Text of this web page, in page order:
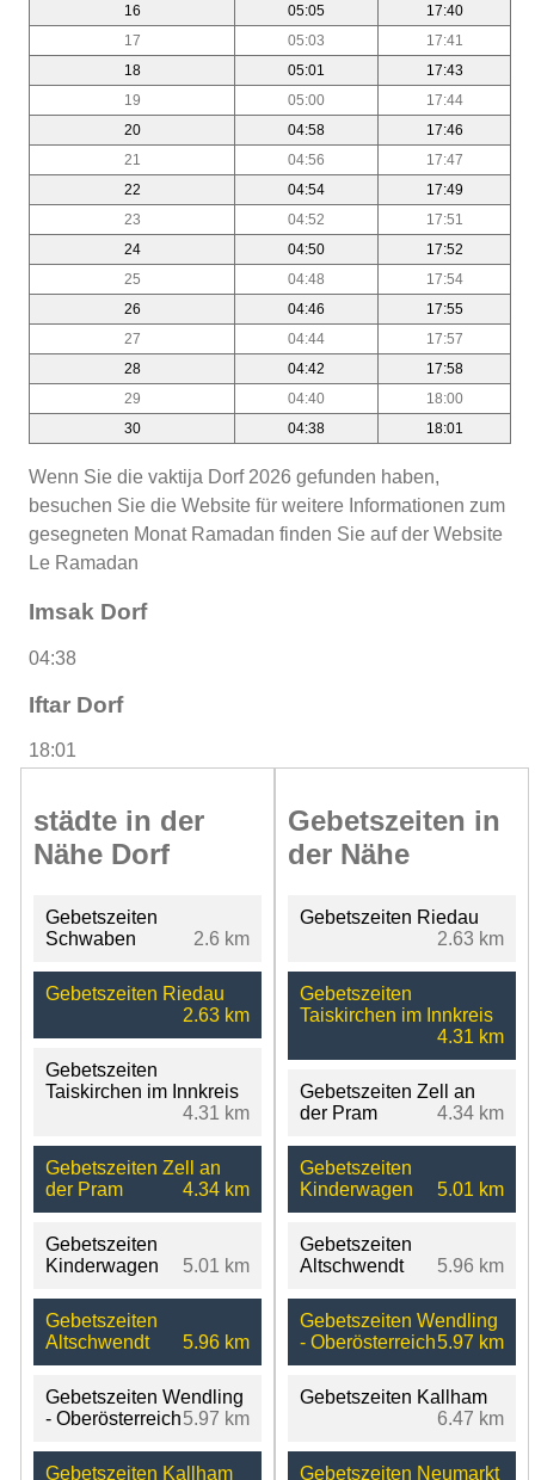
16
05:05
17:40
17
05:03
17:41
18
05:01
17:43
19
05:00
17:44
20
04:58
17:46
21
04:56
17:47
22
04:54
17:49
23
04:52
17:51
24
04:50
17:52
25
04:48
17:54
26
04:46
17:55
27
04:44
17:57
28
04:42
17:58
29
04:40
18:00
30
04:38 18:01
Wenn Sie die vaktija Dorf 2026 gefunden haben,
besuchen Sie die Website für weitere Informationen zum
gesegneten Monat Ramadan finden Sie auf der Website
Le Ramadan
Imsak Dorf
04:38
Iftar Dorf
18:01
städte in der
Nähe Dorf
Gebetszeiten
Schwaben
2.6 km
Gebetszeiten Riedau
2.63 km
Gebetszeiten
Taiskirchen im Innkreis
4.31 km
Gebetszeiten Zell an
der Pram
4.34 km
Gebetszeiten
Kinderwagen
5.01 km
Gebetszeiten
Altschwendt
5.96 km
Gebetszeiten Wendling
- Oberösterreich5.97 km
Gebetszeiten Kallham
Gebetszeiten in
der Nähe
Gebetszeiten Riedau
2.63 km
Gebetszeiten
Taiskirchen im Innkreis
4.31 km
Gebetszeiten Zell an
der Pram
4.34 km
Gebetszeiten
Kinderwagen
5.01 km
Gebetszeiten
Altschwendt
5.96 km
Gebetszeiten Wendling
- Oberösterreich5.97 km
Gebetszeiten Kallham
6.47 km
Gebetszeiten Neumarkt